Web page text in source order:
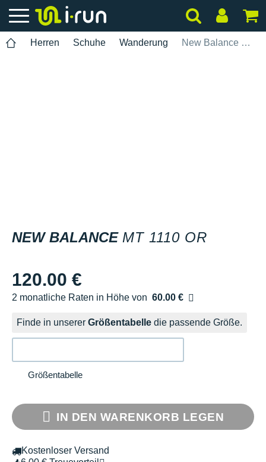
Herren Schuhe Wanderung New Balance MT 1110 OR
NEW BALANCE MT 1110 OR
120.00 €
2 monatliche Raten in Höhe von 60.00 €
Ohne Zusatzkosten
Finde in unserer Größentabelle die passende Größe.
Größentabelle
IN DEN WARENKORB LEGEN
Kostenloser Versand